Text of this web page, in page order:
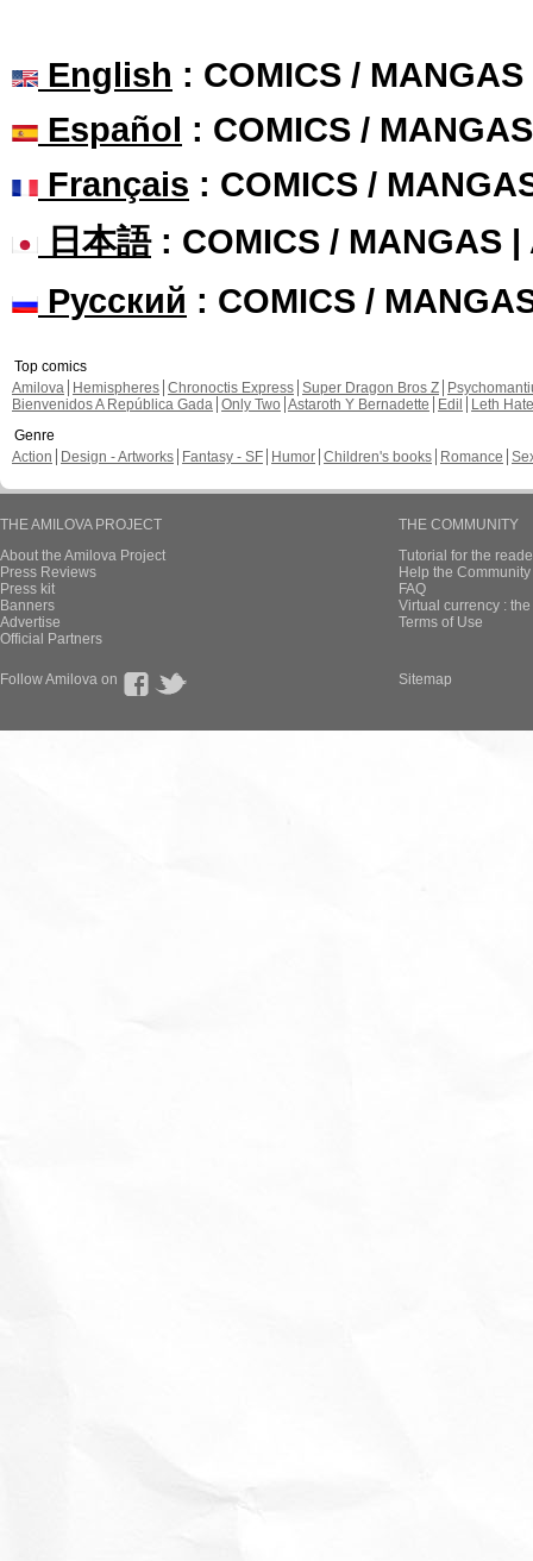
English : COMICS /
Español : COMICS /
Français : COMICS /
日本語: COMICS / MANGAS |
Русский : COMICS /
Top comics
Amilova
Hemispheres Chronoctis Express Super Dragon Bros Z
Bienvenidos A República Gada Only Two Astaroth Y Bernadette Edil
Leth Hate
Genre
Action
Design - Artworks Fantasy - SF Humor Children's books Romance
THE AMILOVA PROJECT
About the Amilova Project
Press Reviews
Press kit
Banners
Advertise
Official Partners
THE COMMUNITY
Tutorial for the
Help the
FAQ
Virtual currency :
Terms of Use
Follow Amilova on Sitemap